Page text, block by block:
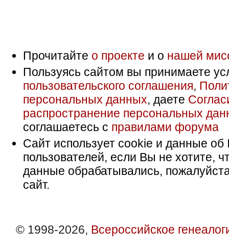
Прочитайте о проекте и о нашей
Пользуясь сайтом вы принимаете
пользовательского соглашения,
персональных данных, даете
распространение персональных
соглашаетесь с правилами форума
Сайт использует cookie и данные об
пользователей, если Вы не хотите,
данные обрабатывались,
сайт.
© 1998-2026, Всероссийское